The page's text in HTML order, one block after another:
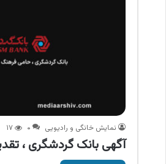
نمایش خانگی و رادیویی ۰ ۱۷
آگهی بانک گردشگری ،